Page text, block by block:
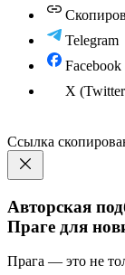
Telegram
Facebook
X
Ссылка
Авторская
Праге для
Прага — это не